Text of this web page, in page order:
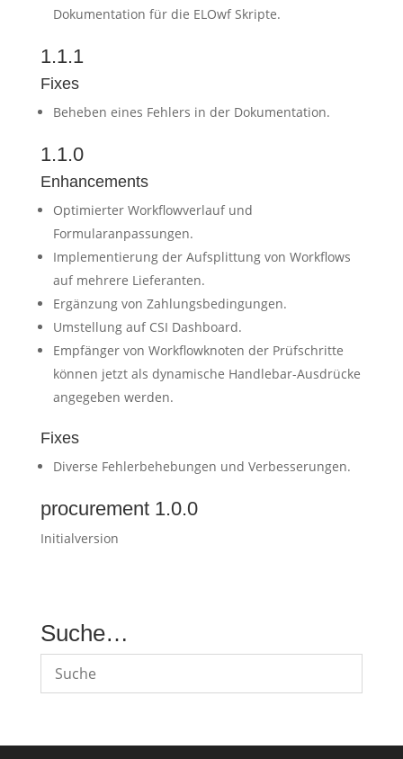
Dokumentation für die ELOwf Skripte.
1.1.1
Fixes
Beheben eines Fehlers in der Dokumentation.
1.1.0
Enhancements
Optimierter Workflowverlauf und
Formularanpassungen.
Implementierung der Aufsplittung von Workflows
auf mehrere Lieferanten.
Ergänzung von Zahlungsbedingungen.
Umstellung auf CSI Dashboard.
Empfänger von Workflowknoten der Prüfschritte
können jetzt als dynamische Handlebar-Ausdrücke
angegeben werden.
Fixes
Diverse Fehlerbehebungen und Verbesserungen.
procurement 1.0.0
Initialversion
Suche…